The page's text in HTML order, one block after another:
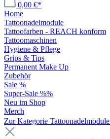
0,00 €*
Home
Tattoonadelmodule
Tattoofarben - REACH konform
Tattoomaschinen
Hygiene & Pflege
Grips & Tips
Permanent Make Up
Zubehör
Sale %
Super-Sale %%
Neu im Shop
Merch
Zur Kategorie Tattoonadelmodule